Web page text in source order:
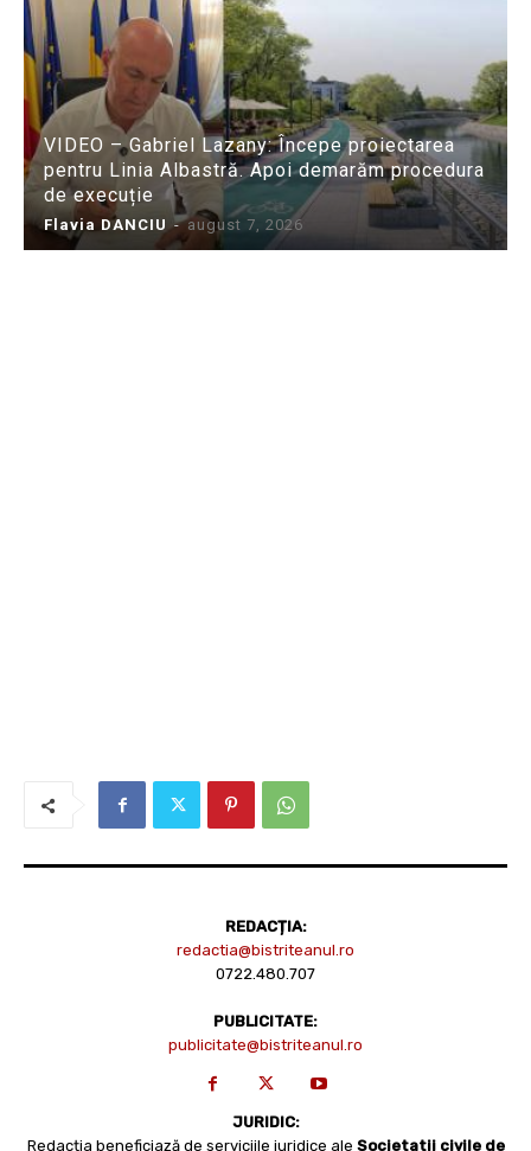
VIDEO – Gabriel Lazany: Începe proiectarea
pentru Linia Albastră. Apoi demarăm procedura
de execuție
Flavia DANCIU - august 7, 2026
REDACȚIA:
redactia@bistriteanul.ro
0722.480.707
PUBLICITATE:
publicitate@bistriteanul.ro
JURIDIC:
Redacția beneficiază de serviciile juridice ale Societatii civile de